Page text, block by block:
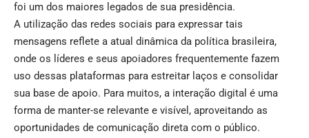
foi um dos maiores legados de sua presidência.
A utilização das redes sociais para expressar tais
mensagens reflete a atual dinâmica da política brasileira,
onde os líderes e seus apoiadores frequentemente fazem
uso dessas plataformas para estreitar laços e consolidar
sua base de apoio. Para muitos, a interação digital é uma
forma de manter-se relevante e visível, aproveitando as
oportunidades de comunicação direta com o público.